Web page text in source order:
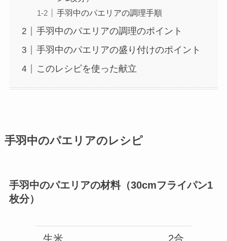
手羽中のパエリアの調理手順
手羽中のパエリアの調理のポイント
手羽中のパエリアの盛り付けのポイント
このレシピを使った献立
手羽中のパエリアのレシピ
手羽中のパエリアの材料（30cmフライパン1
枚分）
生米
2合